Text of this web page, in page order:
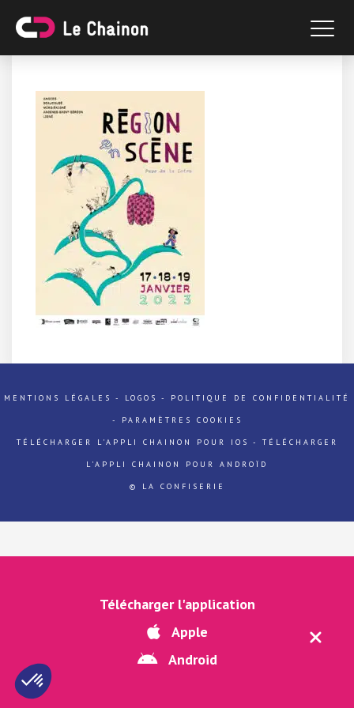
Télécharger l'application
Apple
Android
MENTIONS LÉGALES - LOGOS - POLITIQUE DE CONFIDENTIALITÉ
- PARAMÈTRES COOKIES
TÉLÉCHARGER L'APPLI CHAINON POUR IOS - TÉLÉCHARGER
L'APPLI CHAINON POUR ANDROÏD
© LA CONFISERIE